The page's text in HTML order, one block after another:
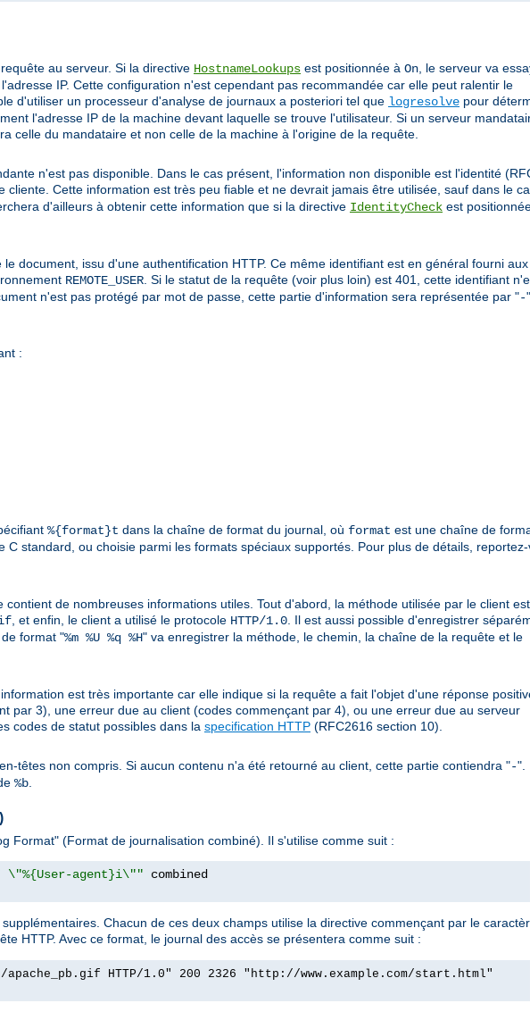
au serveur. Si la directive HostnameLookups est positionnée à On, le serveur va
IP. Cette configuration n'est cependant pas recommandée car elle peut ralentir le
d'utiliser un processeur d'analyse de journaux a posteriori tel que logresolve pour
l'adresse IP de la machine devant laquelle se trouve l'utilisateur. Si un serveur
celle du mandataire et non celle de la machine à l'origine de la requête.
n'est pas disponible. Dans le cas présent, l'information non disponible est l'identité
cliente. Cette information est très peu fiable et ne devrait jamais être utilisée, sauf dans le
d'ailleurs à obtenir cette information que si la directive IdentityCheck est
document, issu d'une authentification HTTP. Ce même identifiant est en général fourni aux
REMOTE_USER. Si le statut de la requête (voir plus loin) est 401, cette identifiant
n'est pas protégé par mot de passe, cette partie d'information sera représentée par "-
:
%{format}t dans la chaîne de format du journal, où format est une chaîne de
C standard, ou choisie parmi les formats spéciaux supportés. Pour plus de détails,
de nombreuses informations utiles. Tout d'abord, la méthode utilisée par le client est
, et enfin, le client a utilisé le protocole HTTP/1.0. Il est aussi possible d'enregistrer
format "%m %U %q %H" va enregistrer la méthode, le chemin, la chaîne de la requête et le
est très importante car elle indique si la requête a fait l'objet d'une réponse
par 3), une erreur due au client (codes commençant par 4), ou une erreur due au serveur
codes de statut possibles dans la specification HTTP (RFC2616 section 10).
têtes non compris. Si aucun contenu n'a été retourné au client, cette partie contiendra "-".
%b.
Format" (Format de journalisation combiné). Il s'utilise comme suit :
\"%{User-agent}i\""
Chacun de ces deux champs utilise la directive commençant par le
HTTP. Avec ce format, le journal des accès se présentera comme suit :
HTTP/1.0" 200 2326 "http://www.example.com/start.html"